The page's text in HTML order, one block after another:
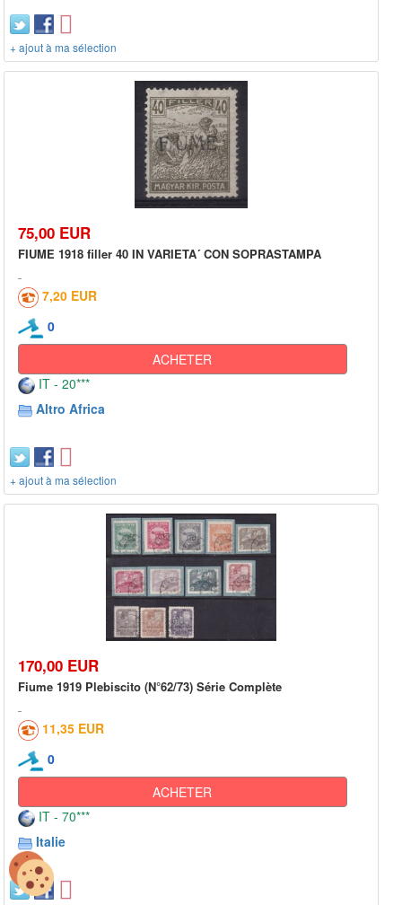
+ ajout à ma sélection
75,00 EUR
FIUME 1918 filler 40 IN VARIETA´ CON SOPRASTAMPA
7,20 EUR
0
ACHETER
IT - 20***
Altro Africa
+ ajout à ma sélection
170,00 EUR
Fiume 1919 Plebiscito (N°62/73) Série Complète
11,35 EUR
0
ACHETER
IT - 70***
Italie